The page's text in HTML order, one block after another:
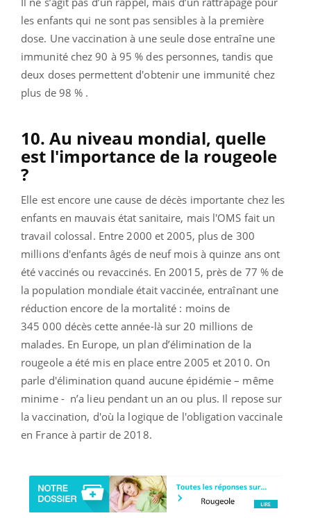
les enfants qui ne sont pas sensibles à la première
dose. Une vaccination à une seule dose entraîne une
immunité chez 90 à 95 % des personnes, tandis que
deux doses permettent d'obtenir une immunité chez
plus de 98 % .
10. Au niveau mondial, quelle
est l'importance de la rougeole
?
Elle est encore une cause de décès importante chez les
enfants en mauvais état sanitaire, mais l'OMS fait un
travail colossal. Entre 2000 et 2005, plus de 300
millions d'enfants âgés de neuf mois à quinze ans ont
été vaccinés ou revaccinés. En 20015, près de 77 % de
la population mondiale était vaccinée, entraînant une
réduction encore de la mortalité : moins de
345 000 décès cette année-là sur 20 millions de
malades. En Europe, un plan d’élimination de la
rougeole a été mis en place entre 2005 et 2010. On
parle d'élimination quand aucune épidémie – même
minime - n’a lieu pendant un an ou plus. Il repose sur
la vaccination, d'où la logique de l'obligation vaccinale
en France à partir de 2018.